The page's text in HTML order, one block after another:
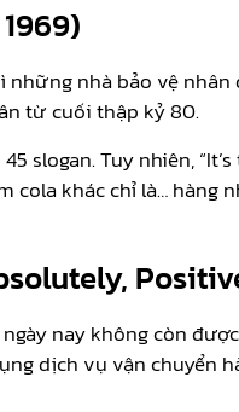
những nhà bảo vệ
từ cuối thập kỷ 80.
slogan. Tuy nhiên,
khác chỉ là… hàng
nay không còn
dịch vụ vận chuyển